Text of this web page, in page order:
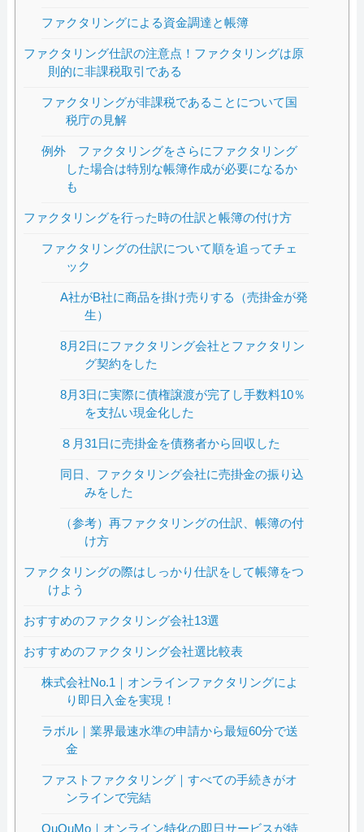
ファクタリングによる資金調達と帳簿
ファクタリング仕訳の注意点！ファクタリングは原
則的に非課税取引である
ファクタリングが非課税であることについて国
税庁の見解
例外 ファクタリングをさらにファクタリング
した場合は特別な帳簿作成が必要になるか
も
ファクタリングを行った時の仕訳と帳簿の付け方
ファクタリングの仕訳について順を追ってチェ
ック
A社がB社に商品を掛け売りする（売掛金が発
生）
8月2日にファクタリング会社とファクタリン
グ契約をした
8月3日に実際に債権譲渡が完了し手数料10％
を支払い現金化した
８月31日に売掛金を債務者から回収した
同日、ファクタリング会社に売掛金の振り込
みをした
（参考）再ファクタリングの仕訳、帳簿の付
け方
ファクタリングの際はしっかり仕訳をして帳簿をつ
けよう
おすすめのファクタリング会社13選
おすすめのファクタリング会社選比較表
株式会社No.1｜オンラインファクタリングによ
り即日入金を実現！
ラボル｜業界最速水準の申請から最短60分で送
金
ファストファクタリング｜すべての手続きがオ
ンラインで完結
QuQuMo｜オンライン特化の即日サービスが特